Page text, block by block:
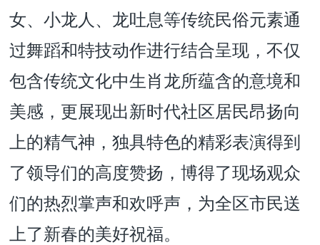
女、小龙人、龙吐息等传统民俗元素通
过舞蹈和特技动作进行结合呈现，不仅
包含传统文化中生肖龙所蕴含的意境和
美感，更展现出新时代社区居民昂扬向
上的精气神，独具特色的精彩表演得到
了领导们的高度赞扬，博得了现场观众
们的热烈掌声和欢呼声，为全区市民送
上了新春的美好祝福。